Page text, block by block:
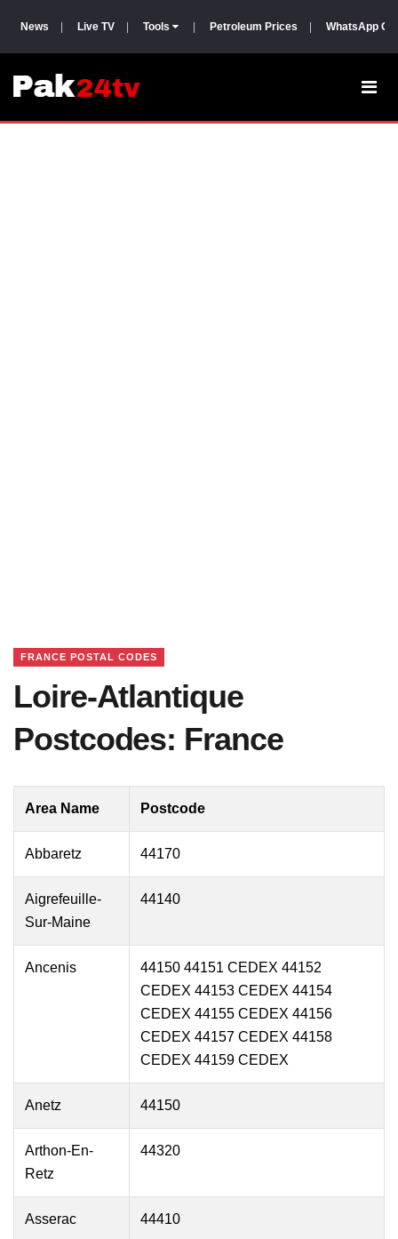
News Live TV Tools Petroleum Prices WhatsApp
FRANCE POSTAL CODES
Loire-Atlantique
Postcodes: France
Area Name Postcode
Abbaretz 44170
Aigrefeuille-
Sur-Maine
44140
Ancenis
44150 44151 CEDEX 44152
CEDEX 44153 CEDEX 44154
CEDEX 44155 CEDEX 44156
CEDEX 44157 CEDEX 44158
CEDEX 44159 CEDEX
Anetz 44150
Arthon-En-
Retz
44320
Asserac 44410